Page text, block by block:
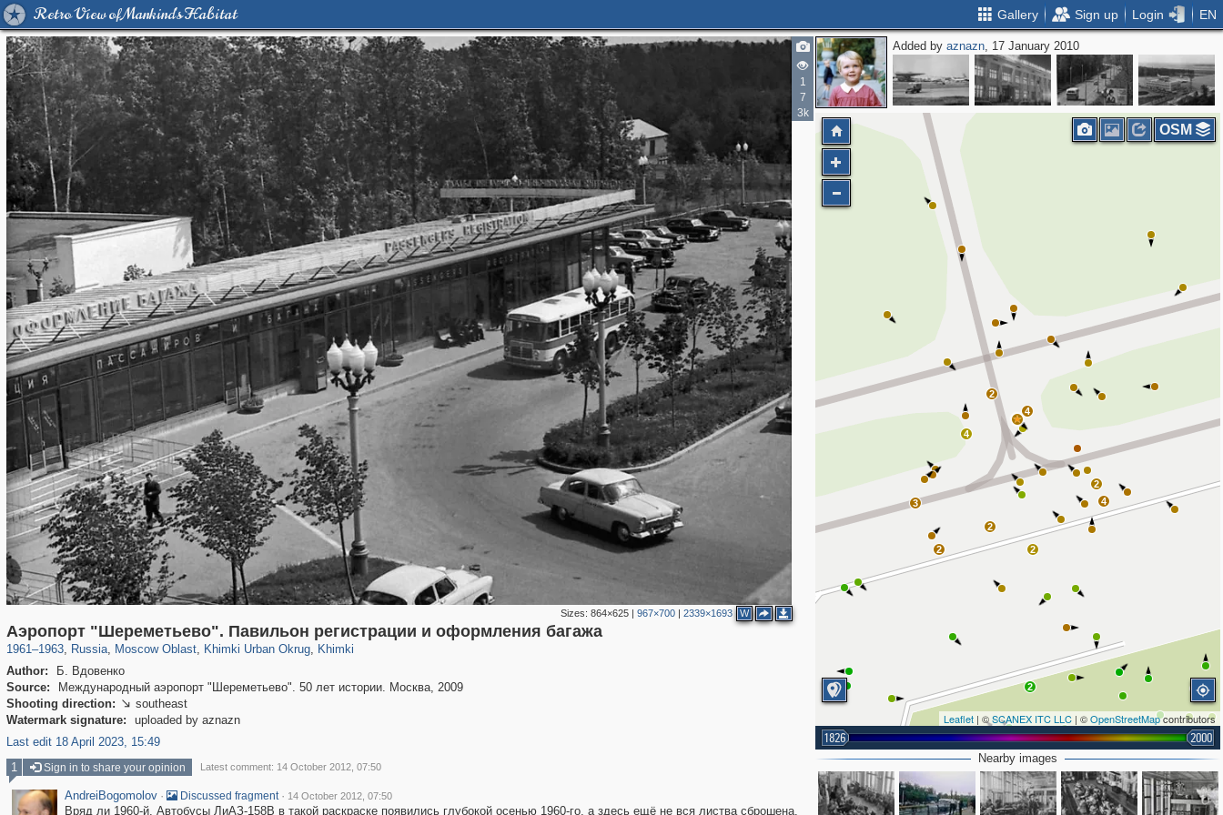
Retro View of Mankind's Habitat Gallery Sign up Login EN
1
7
3k
Sizes: 864×625| 967×700| 2339×1693 W
Аэропорт "Шереметьево". Павильон регистрации и оформления багажа
1961–1963, Russia
1,406,871 29,248
, Moscow Oblast
96,438 1,691
, Khimki Urban Okrug
3,279 34
, Khimki
2,209 5
Author:
Б. Вдовенко
Source:
Международный аэропорт "Шереметьево". 50 лет истории. Москва, 2009
Shooting direction:  southeast
Watermark signature:
uploaded by aznazn
Last edit 18 April 2023, 15:49
Added byaznazn, 17 January 2010
2
2
2
4
2
4
3
2 2
2
2
4
2
2
Leaflet | ©SCANEX ITC LLC | ©OpenStreetMapcontributors
1826 2000
OSM
Nearby images
1 Sign in to share your opinion Latest comment: 14 October 2012, 07:50
AndreiBogomolov · Discussed fragment · 14 October 2012, 07:50
Вряд ли 1960-й. Автобусы ЛиАЗ-158В в такой раскраске появились глубокой осенью 1960-го, а здесь ещё не вся листва сброшена.